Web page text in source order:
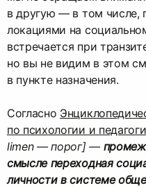
в другую — в том числе,
локациями на
встречается при
но вы не видим в этом
в пункте назначения.
Cогласно
по психологии и
limen — порог] —
смысле переходная
личности в системе